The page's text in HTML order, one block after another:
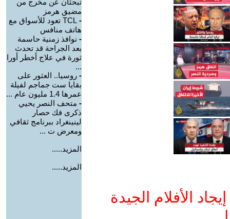
الأفلام الجيدة
تبحثان عن مخرج من
مضيق هرمز
-
TCL تعود للأسواق مع
هاتف منافس
- نوافذ زمنية حاسمة
بعد الجراحة قد تحدث
ثورة في علاج أخطر أورا
...
- روسيا.. العثور على
بقايا ست جماجم لفيلة
عمرها 1.4 مليون عام ...
- متحف النصر يحيي
ذكرى فك حصار
لينينغراد ببرنامج ثقافي
ومعرض ت ...
المزيد.....
المزيد.....